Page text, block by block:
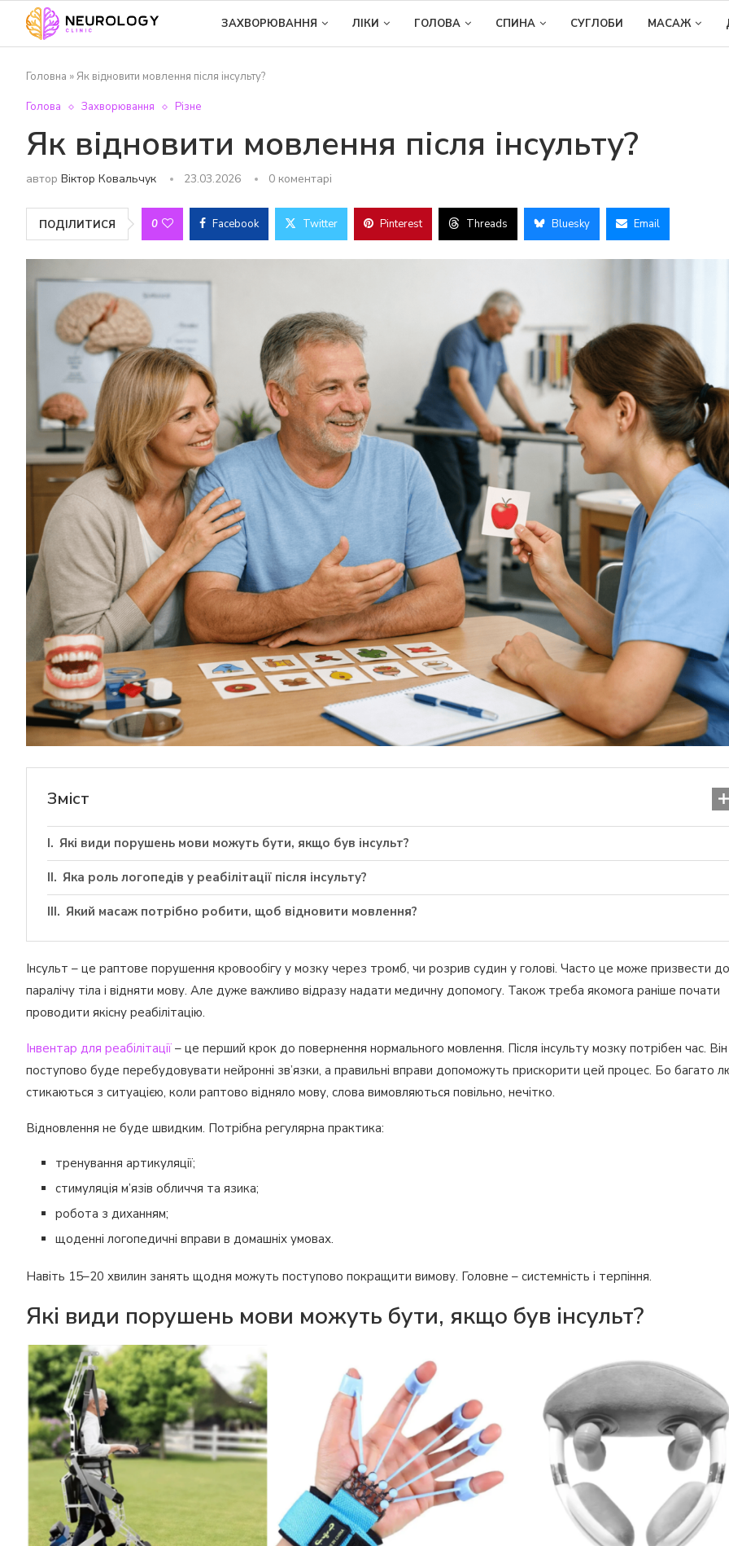
ЗАХВОРЮВАННЯ ЛІКИ ГОЛОВА СПИНА СУГЛОБИ МАСАЖ
Головна »Як відновити мовлення після інсульту?
Голова Захворювання Різне
Як відновити мовлення після інсульту?
автор Віктор Ковальчук 23.03.2026 0 коментарі
ПОДІЛИТИСЯ 0 Facebook Twitter Pinterest Threads Bluesky Email
Зміст
Які види порушень мови можуть бути, якщо був інсульт?
Яка роль логопедів у реабілітації після інсульту?
Який масаж потрібно робити, щоб відновити мовлення?
Інсульт – це раптове порушення кровообігу у мозку через тромб, чи розрив судин у голові. Часто це може призвести до
паралічу тіла і відняти мову. Але дуже важливо відразу надати медичну допомогу. Також треба якомога раніше почати
проводити якісну реабілітацію.
Інвентар для реабілітації – це перший крок до повернення нормального мовлення. Після інсульту мозку потрібен час. Він
поступово буде перебудовувати нейронні зв’язки, а правильні вправи допоможуть прискорити цей процес. Бо багато
стикаються з ситуацією, коли раптово відняло мову, слова вимовляються повільно, нечітко.
Відновлення не буде швидким. Потрібна регулярна практика:
тренування артикуляції;
стимуляція м’язів обличчя та язика;
робота з диханням;
щоденні логопедичні вправи в домашніх умовах.
Навіть 15–20 хвилин занять щодня можуть поступово покращити вимову. Головне – системність і терпіння.
Які види порушень мови можуть бути, якщо був інсульт?
07.11.2025